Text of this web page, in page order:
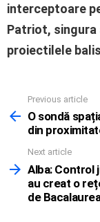
interceptoare
Patriot,
proiectilele
more
Previous article
O sondă
din
Next article
Alba: Control
au creat o
de